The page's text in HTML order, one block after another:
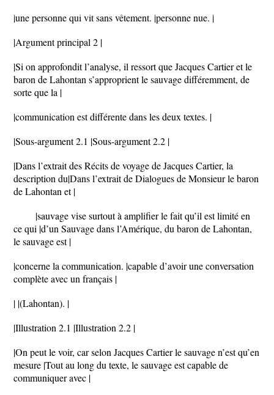
|une personne qui vit sans vêtement. |personne nue. |
|Argument principal 2 |
|Si on approfondit l’analyse, il ressort que Jacques Cartier et le
baron de Lahontan s’approprient le sauvage différemment, de
sorte que la |
|communication est différente dans les deux textes. |
|Sous-argument 2.1 |Sous-argument 2.2 |
|Dans l’extrait des Récits de voyage de Jacques Cartier, la
description du|Dans l’extrait de Dialogues de Monsieur le baron
de Lahontan et |
|sauvage vise surtout à amplifier le fait qu’il est limité en
ce qui |d’un Sauvage dans l’Amérique, du baron de Lahontan,
le sauvage est |
|concerne la communication. |capable d’avoir une conversation
complète avec un français |
| |(Lahontan). |
|Illustration 2.1 |Illustration 2.2 |
|On peut le voir, car selon Jacques Cartier le sauvage n’est qu’en
mesure |Tout au long du texte, le sauvage est capable de
communiquer avec |